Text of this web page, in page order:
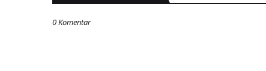
0 Komentar